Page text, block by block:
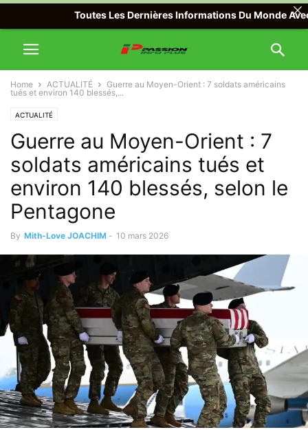
Home ACTUALITÉ
Guerre au Moyen-Orient : 7 soldats américains
tués et environ 140 blessés,...
ACTUALITÉ
Guerre au Moyen-Orient : 7
soldats américains tués et
environ 140 blessés, selon le
Pentagone
By Mith-Love JOACHIM - 10 mars 2026
Toutes Les Dernières Informations Du Monde Avec